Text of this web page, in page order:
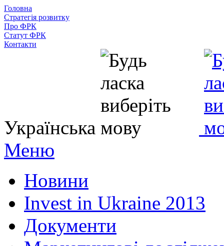
Головна
Стратегія розвитку
Про ФРК
Статут ФРК
Контакти
Українська
Меню
Новини
Invest in Ukraine 2013
Документи